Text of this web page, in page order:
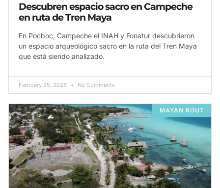
Descubren espacio sacro en Campeche
en ruta de Tren Maya
En Pocboc, Campeche el INAH y Fonatur descubrieron
un espacio arqueológico sacro en la ruta del Tren Maya
que está siendo analizado.
February 25, 2025 No Comments
MAYAN ROUT